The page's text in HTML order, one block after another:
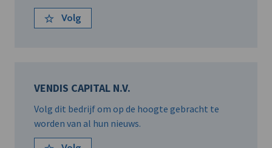
Volg
VENDIS CAPITAL N.V.
Volg dit bedrijf om op de hoogte gebracht te
worden van al hun nieuws.